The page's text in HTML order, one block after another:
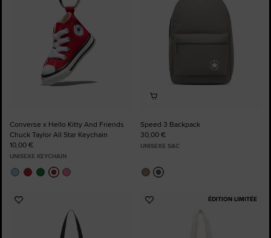
Converse x Hello Kitty And Friends
Chuck Taylor All Star Keychain
10,00 €
UNISEXE KEYCHAIN
Speed 3 Backpack
30,00 €
UNISEXE SAC
Ajouter
ÉDITION LIMITÉE
Ajouter